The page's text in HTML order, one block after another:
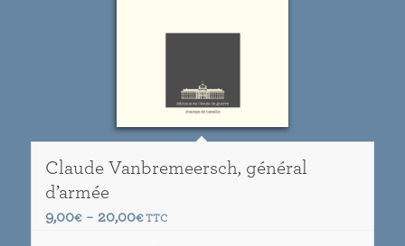
Claude Vanbremeersch, général
d’armée
9,00€ – 20,00€Plage
TTC